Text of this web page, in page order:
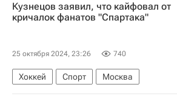
Строительство
Жилье
Кузнецов заявил, что кайфовал от
кричалок фанатов "Спартака"
25 октября 2024, 23:26 740
Хоккей Спорт
Москва
Евгений Кузнецов
СКА (Санкт-